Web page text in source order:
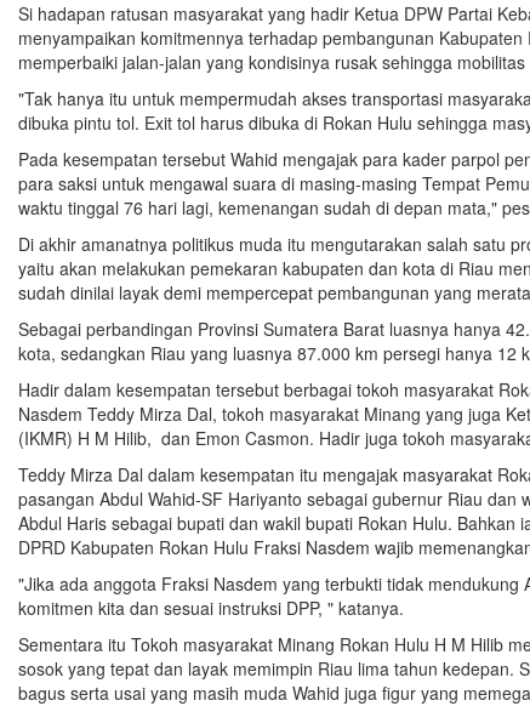
Si hadapan ratusan masyarakat yang hadir Ketua DPW Partai
menyampaikan komitmennya terhadap pembangunan
memperbaiki jalan-jalan yang kondisinya rusak sehingga
"Tak hanya itu untuk mempermudah akses transportasi
dibuka pintu tol. Exit tol harus dibuka di Rokan Hulu sehingga
Pada kesempatan tersebut Wahid mengajak para kader parpol
para saksi untuk mengawal suara di masing-masing Tempat
waktu tinggal 76 hari lagi, kemenangan sudah di depan mata,"
Di akhir amanatnya politikus muda itu mengutarakan salah satu
yaitu akan melakukan pemekaran kabupaten dan kota di Riau
sudah dinilai layak demi mempercepat pembangunan yang
Sebagai perbandingan Provinsi Sumatera Barat luasnya hanya
kota, sedangkan Riau yang luasnya 87.000 km persegi hanya 12
Hadir dalam kesempatan tersebut berbagai tokoh masyarakat
Nasdem Teddy Mirza Dal, tokoh masyarakat Minang yang juga
(IKMR) H M Hilib, dan Emon Casmon. Hadir juga tokoh
Teddy Mirza Dal dalam kesempatan itu mengajak masyarakat
pasangan Abdul Wahid-SF Hariyanto sebagai gubernur Riau dan
Abdul Haris sebagai bupati dan wakil bupati Rokan Hulu. Bahkan
DPRD Kabupaten Rokan Hulu Fraksi Nasdem wajib
"Jika ada anggota Fraksi Nasdem yang terbukti tidak mendukung
komitmen kita dan sesuai instruksi DPP, " katanya.
Sementara itu Tokoh masyarakat Minang Rokan Hulu H M Hilib
sosok yang tepat dan layak memimpin Riau lima tahun kedepan.
bagus serta usai yang masih muda Wahid juga figur yang